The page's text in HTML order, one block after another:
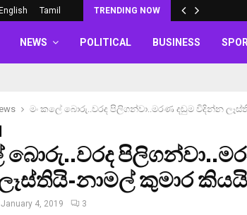
English Tamil TRENDING NOW
NEWS POLITICAL BUSINESS
මං කලේ බොරු..වරද පිලිගන්වා..මරණ දඬුම විදින්න
බොරු..වරද
නාමල් කුමාර
January 4, 2019 3